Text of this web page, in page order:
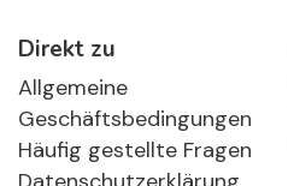
Direkt zu
Allgemeine
Geschäftsbedingungen
Häufig gestellte Fragen